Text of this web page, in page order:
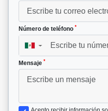
Número de teléfono *
▼
Mensaje *